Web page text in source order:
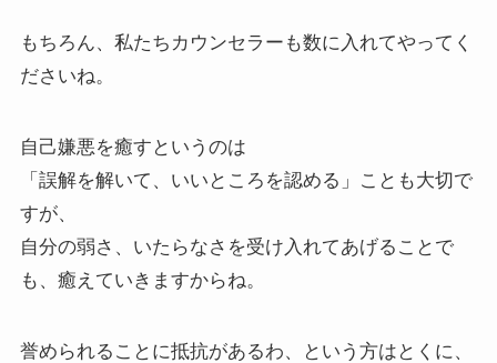
もちろん、私たちカウンセラーも数に入れてやってく
ださいね。
自己嫌悪を癒すというのは
「誤解を解いて、いいところを認める」ことも大切で
すが、
自分の弱さ、いたらなさを受け入れてあげることで
も、癒えていきますからね。
誉められることに抵抗があるわ、という方はとくに、